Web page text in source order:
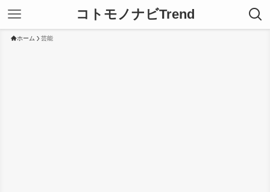
コトモノナビTrend
ホーム 芸能